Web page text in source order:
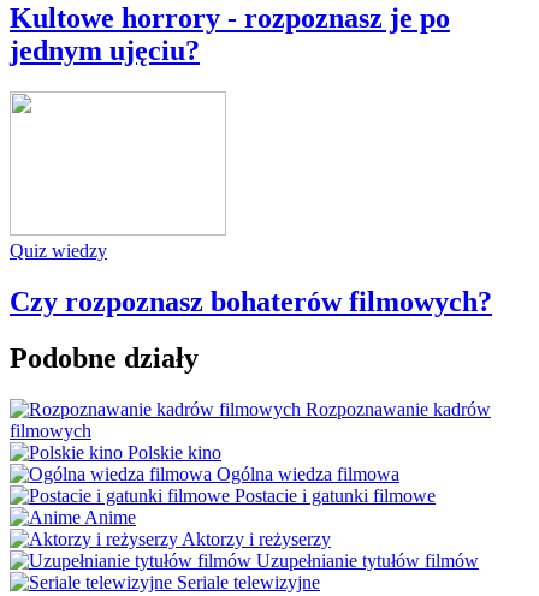
Kultowe horrory - rozpoznasz je po
jednym ujęciu?
Quiz wiedzy
Czy rozpoznasz bohaterów filmowych?
Podobne działy
Rozpoznawanie kadrów
filmowych
Polskie kino
Ogólna wiedza filmowa
Postacie i gatunki filmowe
Anime
Aktorzy i reżyserzy
Uzupełnianie tytułów filmów
Seriale telewizyjne